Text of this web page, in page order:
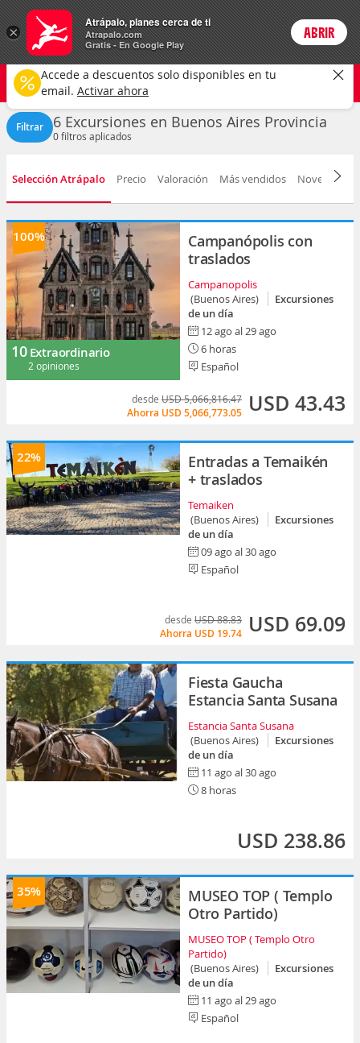
Actividades Login
Buenos Aires
Excursiones Selecciona una fecha
CAMBIAR
Filtrar 6 Excursiones en Buenos Aires Provincia
0filtros aplicados
Selección Atrápalo Precio Valoración Más vendidos Novedad
100%
10 Extraordinario
2 opiniones
Campanópolis con
traslados
Campanopolis
(Buenos Aires)
Excursiones
de un día
12 ago al 29 ago
6 horas
Español
desde USD 5,066,816.47
Ahorra USD 5,066,773.05 USD 43.43
22%
Entradas a Temaikén
+ traslados
Temaiken
(Buenos Aires)
Excursiones
de un día
09 ago al 30 ago
Español
desde USD 88.83
Ahorra USD 19.74 USD 69.09
Fiesta Gaucha
Estancia Santa Susana
Estancia Santa Susana
(Buenos Aires)
Excursiones
de un día
11 ago al 30 ago
8 horas
USD 238.86
35%
MUSEO TOP ( Templo
Otro Partido)
MUSEO TOP ( Templo Otro
Partido)
(Buenos Aires)
Excursiones
de un día
11 ago al 29 ago
Español
×
Atrápalo, planes cerca de ti
Atrapalo.com
Gratis - En Google Play
ABRIR
Accede a descuentos solo disponibles en tu
email. Activar ahora